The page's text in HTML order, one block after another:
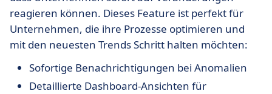
reagieren können. Dieses Feature ist perfekt für
Unternehmen, die ihre Prozesse optimieren und
mit den neuesten Trends Schritt halten möchten:
Sofortige Benachrichtigungen bei Anomalien
Detaillierte Dashboard-Ansichten für